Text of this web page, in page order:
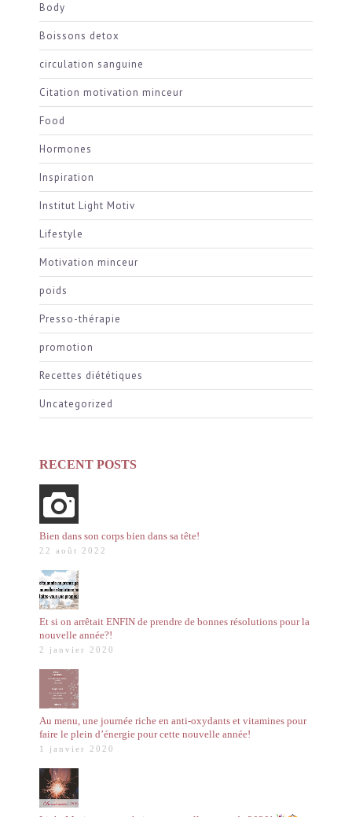
Body
Boissons detox
circulation sanguine
Citation motivation minceur
Food
Hormones
Inspiration
Institut Light Motiv
Lifestyle
Motivation minceur
poids
Presso-thérapie
promotion
Recettes diététiques
Uncategorized
RECENT POSTS
Bien dans son corps bien dans sa tête!
22 août 2022
Et si on arrêtait ENFIN de prendre de bonnes résolutions pour la
nouvelle année?!
2 janvier 2020
Au menu, une journée riche en anti-oxydants et vitamines pour
faire le plein d’énergie pour cette nouvelle année!
1 janvier 2020